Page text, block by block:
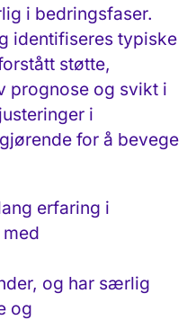
i bedringsfaser.
identifiseres typiske
støtte,
prognose og svikt i
i
for å bevege
erfaring i
og har særlig
og